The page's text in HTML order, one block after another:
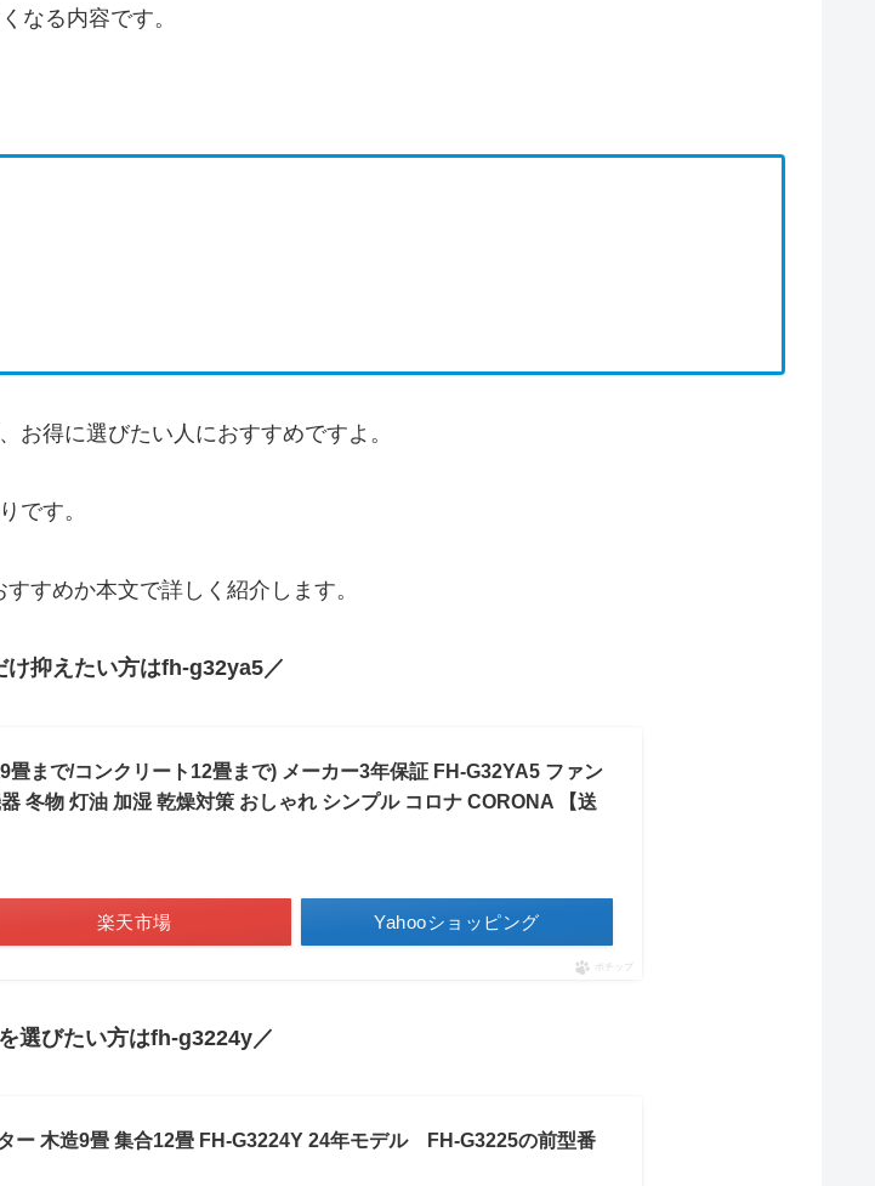
なる内容です。
得に選びたい人におすすめですよ。
です。
すめか本文で詳しく紹介します。
け抑えたい方はfh-g32ya5／
まで/コンクリート12畳まで) メーカー3年保証 FH-G32YA5 ファン
冬物 灯油 加湿 乾燥対策 おしゃれ シンプル コロナ CORONA 【送
楽天市場 Yahooショッピング
ポチップ
選びたい方はfh-g3224y／
ー 木造9畳 集合12畳 FH-G3224Y 24年モデル FH-G3225の前型番